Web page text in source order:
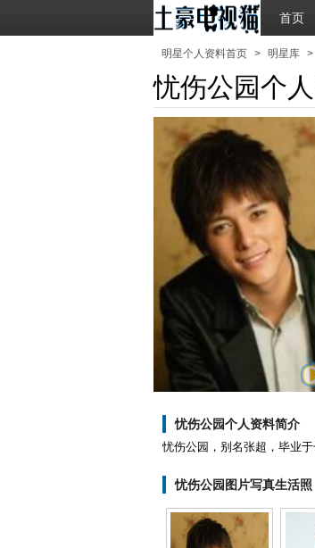
首页
明星个人资料首页 > 明星库 >
忧伤公园个
忧伤公园个人资料简介
忧伤公园，别名张超，毕业
忧伤公园图片写真生活照